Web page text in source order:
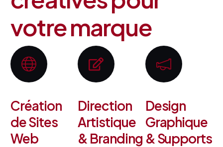
votre marque
Création
de Sites
Web
Direction
Artistique
& Branding
Design
Graphique
& Supports